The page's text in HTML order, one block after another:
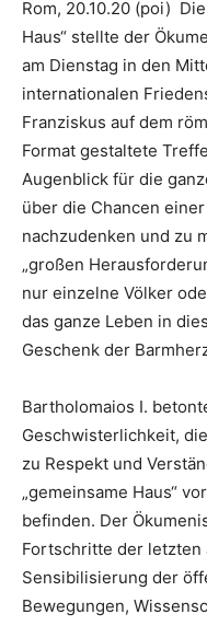
Rom, 20.10.20 (poi)
Haus“ stellte der
am Dienstag in den
internationalen
Franziskus auf dem
Format gestaltete
Augenblick für die
über die Chancen
nachzudenken und zu
„großen
nur einzelne Völker
das ganze Leben in
Geschenk der
Bartholomaios I.
Geschwisterlichkeit,
zu Respekt und
„gemeinsame Haus“
befinden. Der
Fortschritte der letzten
Sensibilisierung der
Bewegungen,